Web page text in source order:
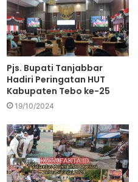
Pjs. Bupati Tanjabbar
Hadiri Peringatan HUT
Kabupaten Tebo ke-25
19/10/2024